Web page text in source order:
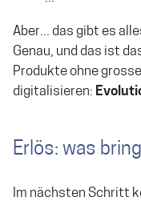
Aber... das gibt es
Genau, und das ist
Produkte ohne
digitalisieren:
Erlös: was
Im nächsten Schritt